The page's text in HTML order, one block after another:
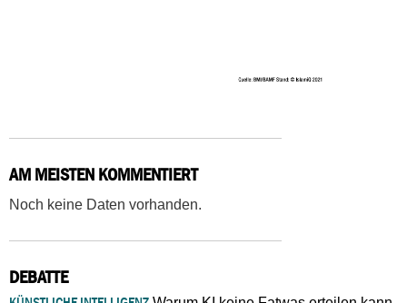
AM MEISTEN KOMMENTIERT
Noch keine Daten vorhanden.
DEBATTE